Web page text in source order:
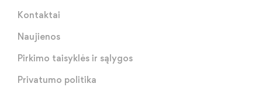
Kontaktai
Naujienos
Pirkimo taisyklės ir sąlygos
Privatumo politika